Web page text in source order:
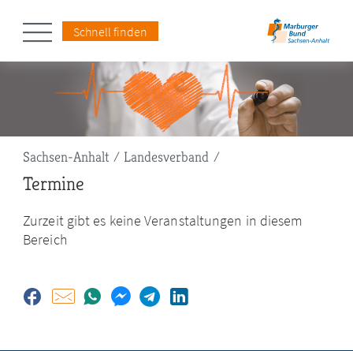
Schnell finden
Pfadnavigation
Sachsen-Anhalt Landesverband
Termine
Zurzeit gibt es keine Veranstaltungen in diesem
Bereich